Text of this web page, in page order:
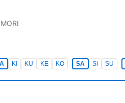
KI KU KE KO SA SI SU